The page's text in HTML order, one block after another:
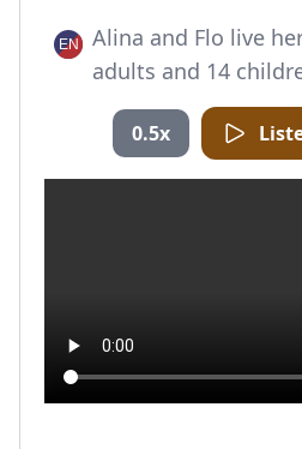
Alina and Flo live
adults and 14
0.5x